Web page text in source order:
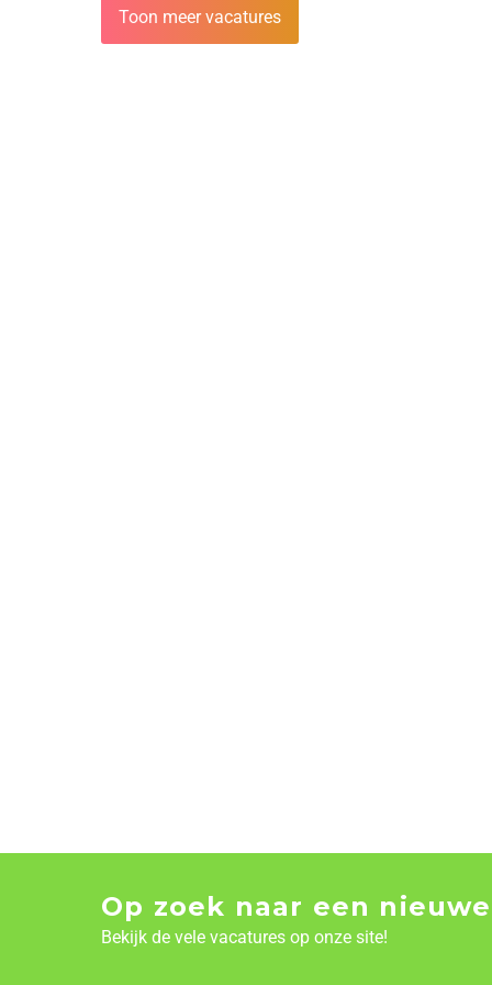
Toon meer vacatures
Op zoek naar een
Bekijk de vele vacatures op onze site!